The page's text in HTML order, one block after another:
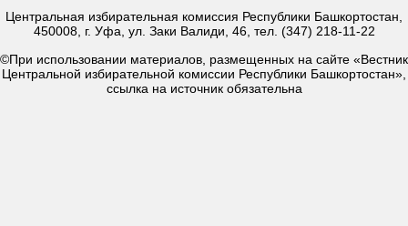
Центральная избирательная комиссия Республики Башкортостан,
450008, г. Уфа, ул. Заки Валиди, 46, тел. (347) 218-11-22
©При использовании материалов, размещенных на сайте «Вестник
Центральной избирательной комиссии Республики Башкортостан»,
ссылка на источник обязательна